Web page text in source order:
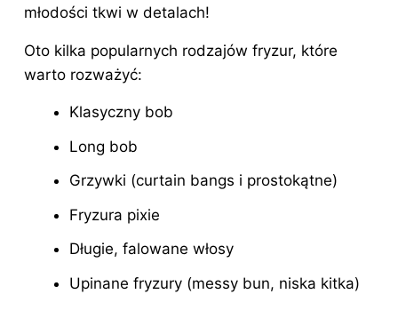
młodości tkwi w detalach!
Oto kilka popularnych rodzajów fryzur, które
warto rozważyć:
Klasyczny bob
Long bob
Grzywki (curtain bangs i prostokątne)
Fryzura pixie
Długie, falowane włosy
Upinane fryzury (messy bun, niska kitka)